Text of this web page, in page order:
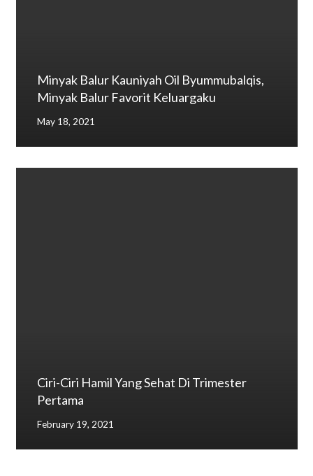
Minyak Balur Kauniyah Oil Byummubalqis,
Minyak Balur Favorit Keluargaku
May 18, 2021
Ciri-Ciri Hamil Yang Sehat Di Trimester
Pertama
February 19, 2021